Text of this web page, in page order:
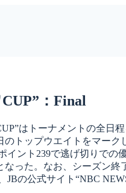
：Final
はトーナメントの全日
トップウエイトをマーク
イント239で逃げ切りでの
った。なお、シーズン終
の公式サイト“NBC